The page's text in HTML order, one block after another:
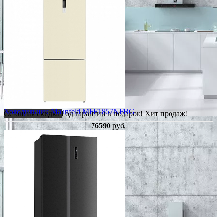
Сезонная скидкаГод гарантии в подарок! Хит продаж!
Холодильник Maunfeld MFF1857NFBG
76590руб.